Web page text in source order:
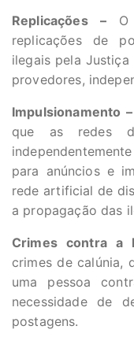
Replicações –O
replicações de
ilegais pela
provedores,
Impulsionamento –
que as redes
para anúncios e
rede artificial de
a propagação das
Crimes contra a
crimes de calúnia,
uma pessoa
necessidade de
postagens.